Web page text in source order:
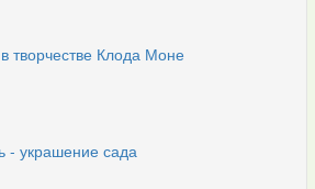
творчестве Клода Моне
- украшение сада